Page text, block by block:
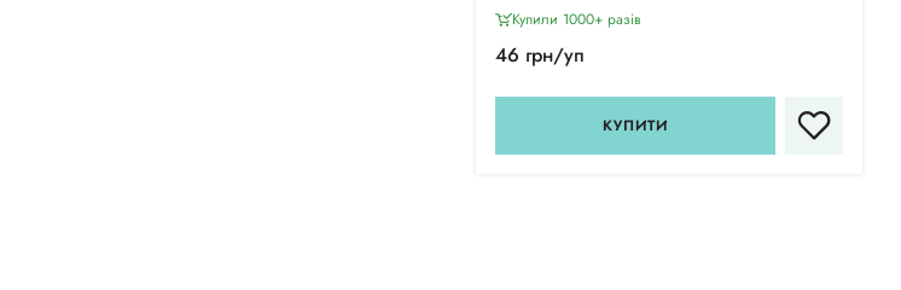
Купили 1000+ разiв
46 грн/уп
КУПИТИ